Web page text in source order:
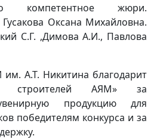
компетентное жюри.
Оксана Михайловна.
С.Г. ,Димова А.И., Павлова
А.Т. Никитина благодарит
строителей АЯМ» за
продукцию для
победителям конкурса и за